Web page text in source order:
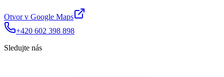
Otvor v Google Maps
+420 602 398 898
Sledujte nás